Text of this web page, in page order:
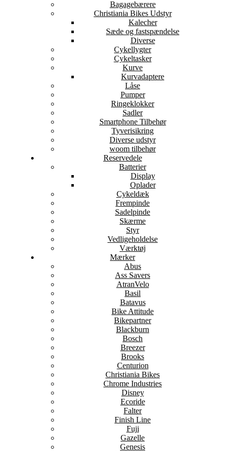
Bagagebærere
Christiania Bikes Udstyr
Kalecher
Sæde og fastspændelse
Diverse
Cykellygter
Cykeltasker
Kurve
Kurvadaptere
Låse
Pumper
Ringeklokker
Sadler
Smartphone Tilbehør
Tyverisikring
Diverse udstyr
woom tilbehør
Reservedele
Batterier
Display
Oplader
Cykeldæk
Frempinde
Sadelpinde
Skærme
Styr
Vedligeholdelse
Værktøj
Mærker
Abus
Ass Savers
AtranVelo
Basil
Batavus
Bike Attitude
Bikepartner
Blackburn
Bosch
Breezer
Brooks
Centurion
Christiania Bikes
Chrome Industries
Disney
Ecoride
Falter
Finish Line
Fuji
Gazelle
Genesis